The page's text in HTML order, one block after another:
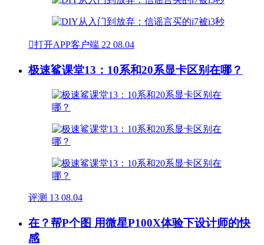
打开APP客户端 22 08.04
极速鲨课堂13：10系和20系显卡区别在哪？
评测 13 08.04
在？帮P个图 用微星P100X体验下设计师的快
感